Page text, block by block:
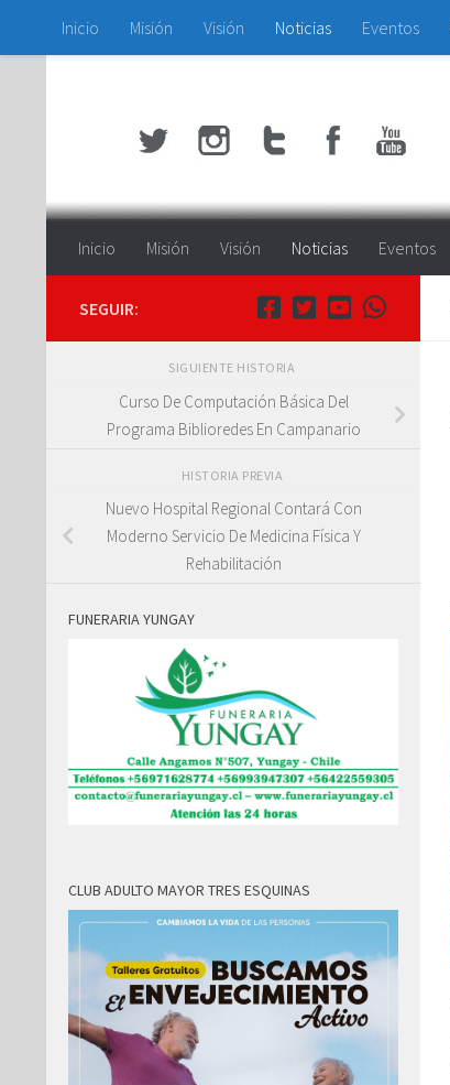
Saltar al contenido
Inicio Misión Visión Noticias Eventos
Inicio Misión Visión Noticias Eventos
SEGUIR:
SIGUIENTE HISTORIA
Curso De Computación Básica Del
Programa Biblioredes En Campanario
HISTORIA PREVIA
Nuevo Hospital Regional Contará Con
Moderno Servicio De Medicina Física Y
Rehabilitación
FUNERARIA YUNGAY
CLUB ADULTO MAYOR TRES ESQUINAS